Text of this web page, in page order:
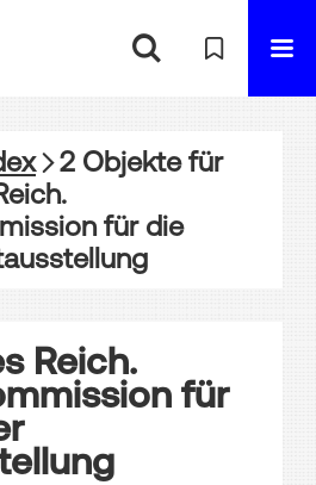
2 Objektefür
für die
Reich.
für